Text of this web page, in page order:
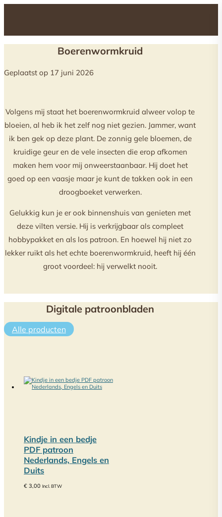
Boerenwormkruid
Geplaatst op 17 juni 2026
Volgens mij staat het boerenwormkruid alweer volop te
bloeien, al heb ik het zelf nog niet gezien. Jammer, want
ik ben gek op deze plant. De zonnig gele bloemen, de
kruidige geur en de vele insecten die erop afkomen
maken hem voor mij onweerstaanbaar. Hij doet het
goed op een vaasje maar je kunt de takken ook in een
droogboeket verwerken.
Gelukkig kun je er ook binnenshuis van genieten met
deze vilten versie. Hij is verkrijgbaar als compleet
hobbypakket en als los patroon. En hoewel hij niet zo
lekker ruikt als het echte boerenwormkruid, heeft hij één
groot voordeel: hij verwelkt nooit.
Digitale patroonbladen
Alle producten
Kindje in een bedje
PDF patroon
Nederlands, Engels en
Duits
€ 3,00 Incl. BTW